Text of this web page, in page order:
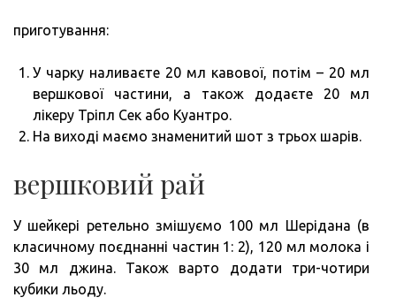
приготування:
У чарку наливаєте 20 мл кавової, потім – 20 мл
вершкової частини, а також додаєте 20 мл
лікеру Тріпл Сек або Куантро.
На виході маємо знаменитий шот з трьох шарів.
вершковий рай
У шейкері ретельно змішуємо 100 мл Шерідана (в
класичному поєднанні частин 1: 2), 120 мл молока і
30 мл джина. Також варто додати три-чотири
кубики льоду.